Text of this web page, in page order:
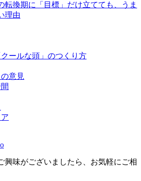
転換期に「目標」だけ立てても、うま
理由
クールな頭」のつくり方
意見
興味がございましたら、お気軽にご相